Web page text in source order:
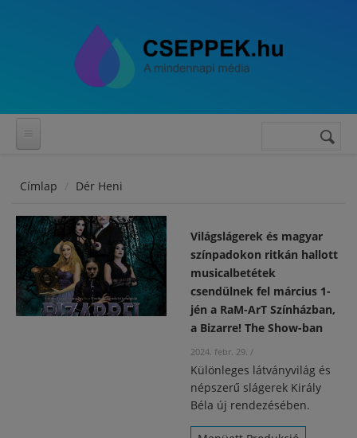
Keresés
Címlap Dér Heni
Világslágerek és magyar
színpadokon ritkán hallott
musicalbetétek
csendülnek fel március 1-
jén a RaM-ArT Színházban,
a Bizarre! The Show-ban
2024. febr. 29. /
Különleges látványvilág és
népszerű slágerek Király
Béla új rendezésében.